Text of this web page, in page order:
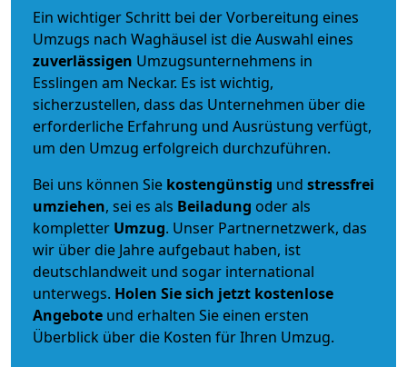
Ein wichtiger Schritt bei der Vorbereitung eines
Umzugs nach Waghäusel ist die Auswahl eines
zuverlässigen Umzugsunternehmens in
Esslingen am Neckar. Es ist wichtig,
sicherzustellen, dass das Unternehmen über die
erforderliche Erfahrung und Ausrüstung verfügt,
um den Umzug erfolgreich durchzuführen.
Bei uns können Sie kostengünstig und stressfrei
umziehen, sei es als Beiladung oder als
kompletter Umzug. Unser Partnernetzwerk, das
wir über die Jahre aufgebaut haben, ist
deutschlandweit und sogar international
unterwegs. Holen Sie sich jetzt kostenlose
Angebote und erhalten Sie einen ersten
Überblick über die Kosten für Ihren Umzug.